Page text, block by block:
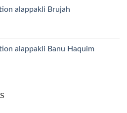
alappakli Brujah
alappakli Banu Haquim